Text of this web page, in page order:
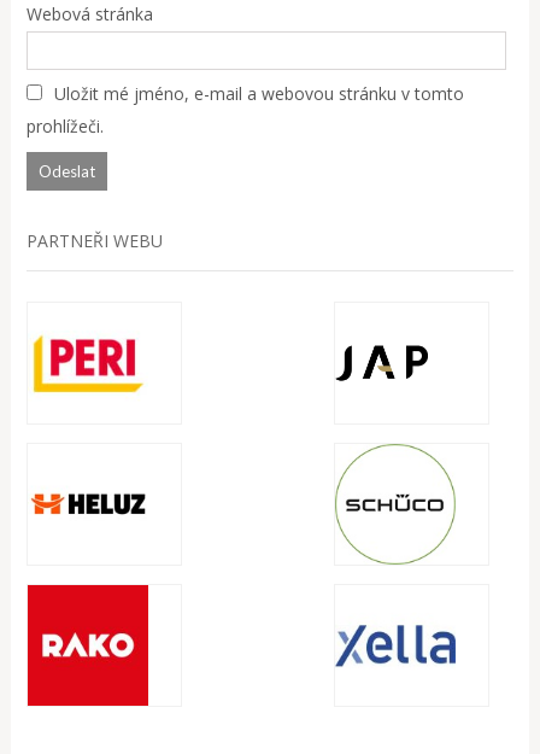
Webová stránka
Uložit mé jméno, e-mail a webovou stránku v tomto
prohlížeči.
PARTNEŘI WEBU